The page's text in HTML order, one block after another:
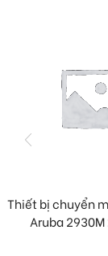
Thiết bị chuyển
Aruba 2930M